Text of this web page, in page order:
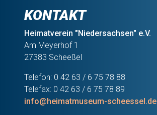
KONTAKT
Heimatverein "Niedersachsen" e.V.
Am Meyerhof 1
27383 Scheeßel
Telefon: 0 42 63 / 6 75 78 88
Telefax: 0 42 63 / 6 75 78 89
info@heimatmuseum-scheessel.de